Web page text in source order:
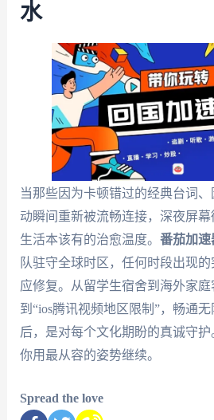
水
当那些因为卡顿错过的经典台词
动瞬间重新被流畅连接，深夜屏
生活本该有的治愈温度。 番茄加速
队驻守全球时区，任何时段出现
应修复。从留学生宿舍到海外家庭
到“ios腾讯视频地区限制”，畅通
后，是对每个文化期盼的真诚守
你用最从容的姿势继续。
Spread the love